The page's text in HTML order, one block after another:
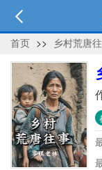
首页 >> 乡村荒唐